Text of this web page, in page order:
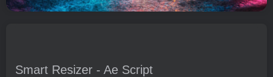
Smart Resizer - Ae Script